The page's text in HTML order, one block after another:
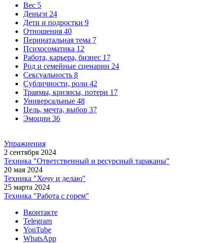
Вес 5
Деньги 24
Дети и подростки 9
Отношения 40
Перинатальная тема 7
Психосоматика 12
Работа, карьера, бизнес 17
Род и семейные сценарии 24
Сексуальность 8
Субличности, роли 42
Травмы, кризисы, потери 17
Универсальные 48
Цель, мечта, выбор 37
Эмоции 36
Упражнения
2 сентября 2024
Техника "Ответственный и ресурсный тараканы"
20 мая 2024
Техника "Хочу и делаю"
25 марта 2024
Техника "Работа с горем"
Вконтакте
Telegram
YouTube
WhatsApp